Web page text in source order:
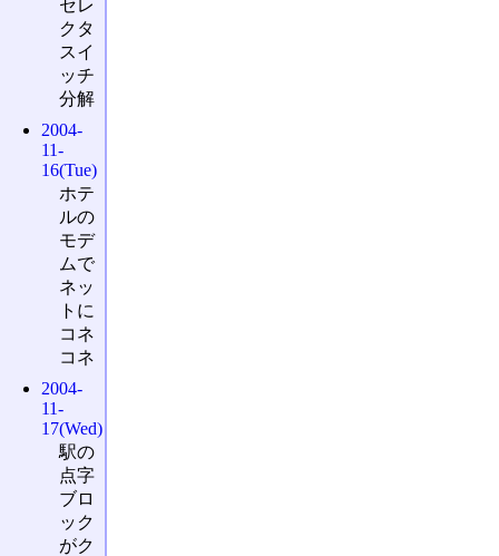
セレ
クタ
スイ
ッチ
分解
2004-
11-
16(Tue)
ホテ
ルの
モデ
ムで
ネッ
トに
コネ
コネ
2004-
11-
17(Wed)
駅の
点字
ブロ
ック
がク